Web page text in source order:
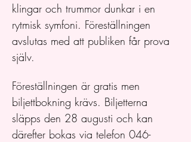
klingar och trummor dunkar i en
rytmisk symfoni. Föreställningen
avslutas med att publiken får prova
själv.
Föreställningen är gratis men
biljettbokning krävs. Biljetterna
släpps den 28 augusti och kan
därefter bokas via telefon 046-